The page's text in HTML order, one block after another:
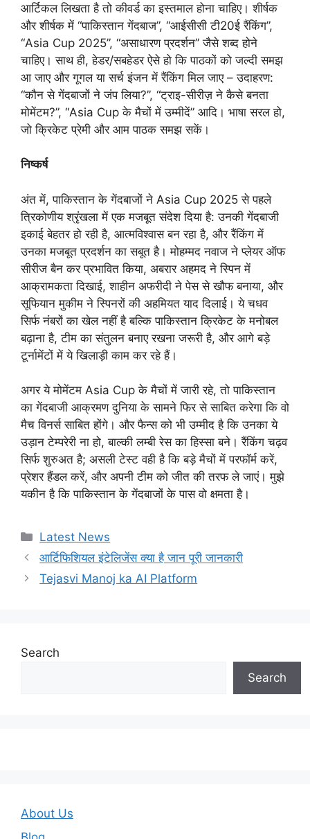
आर्टिकल लिखता है तो कीवर्ड का इस्तमाल होना चाहिए। शीर्षक
और शीर्षक में “पाकिस्तान गेंदबाज”, “आईसीसी टी20ई रैंकिंग”,
“Asia Cup 2025”, “असाधारण प्रदर्शन” जैसे शब्द होने
चाहिए। साथ ही, हेडर/सबहेडर ऐसे हो कि पाठकों को जल्दी समझ
आ जाए और गूगल या सर्च इंजन में रैंकिंग मिल जाए – उदाहरण:
“कौन से गेंदबाजों ने जंप लिया?”, “ट्राइ-सीरीज़ ने कैसे बनता
मोमेंटम?”, “Asia Cup के मैचों में उम्मीदें” आदि। भाषा सरल हो,
जो क्रिकेट प्रेमी और आम पाठक समझ सकें।
निष्कर्ष
अंत में, पाकिस्तान के गेंदबाजों ने Asia Cup 2025 से पहले
त्रिकोणीय श्रृंखला में एक मजबूत संदेश दिया है: उनकी गेंदबाजी
इकाई बेहतर हो रही है, आत्मविश्वास बन रहा है, और रैंकिंग में
उनका मजबूत प्रदर्शन का सबूत है। मोहम्मद नवाज ने प्लेयर ऑफ
सीरीज बैन कर प्रभावित किया, अबरार अहमद ने स्पिन में
आक्रामकता दिखाई, शाहीन अफरीदी ने पेस से खौफ बनाया, और
सूफियान मुकीम ने स्पिनरों की अहमियत याद दिलाई। ये चधव
सिर्फ नंबरों का खेल नहीं है बल्कि पाकिस्तान क्रिकेट के मनोबल
बढ़ाना है, टीम का संतुलन बनाए रखना जरूरी है, और आगे बड़े
टूर्नामेंटों में ये खिलाड़ी काम कर रहे हैं।
अगर ये मोमेंटम Asia Cup के मैचों में जारी रहे, तो पाकिस्तान
का गेंदबाजी आक्रमण दुनिया के सामने फिर से साबित करेगा कि वो
मैच विनर्स साबित होंगे। और फैन्स को भी उम्मीद है कि उनका ये
उड़ान टेम्परेरी ना हो, बाल्की लम्बी रेस का हिस्सा बने। रैंकिंग चढ़व
सिर्फ शुरुअत है; असली टेस्ट वही है कि बड़े मैचों में परफॉर्म करें,
प्रेशर हैंडल करें, और अपनी टीम को जीत की तरफ ले जाएं। मुझे
यकीन है कि पाकिस्तान के गेंदबाजों के पास वो क्षमता है।
Categories
Latest News
आर्टिफिशियल इंटेलिजेंस क्या है जान पूरी जानकारी
Tejasvi Manoj ka AI Platform
Search
Search
About Us